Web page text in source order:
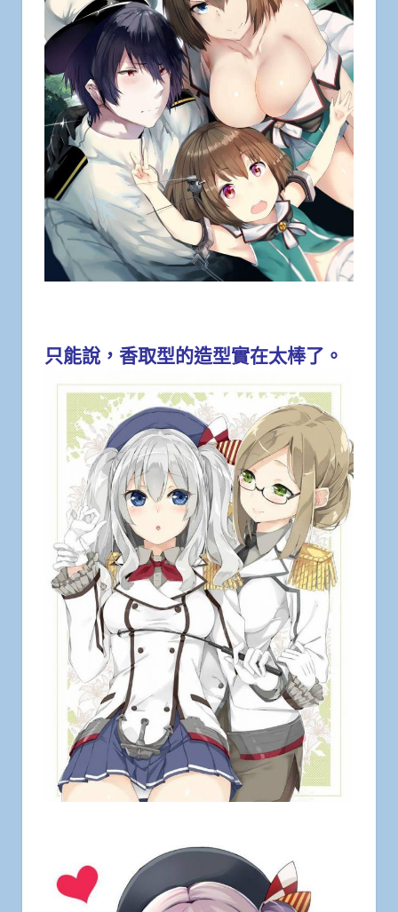
只能說，香取型的造型實在太棒了。